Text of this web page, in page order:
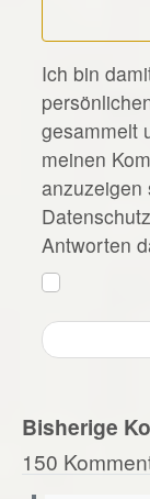
*
Ich bin
gesammelt
meinen
anzuzeigen
Antworten
Bisherige
150